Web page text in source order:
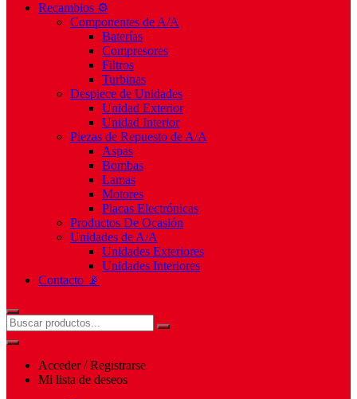
Recambios ⚙️
Componentes de A/A
Baterías
Compresores
Filtros
Turbinas
Despiece de Unidades
Unidad Exterior
Unidad Interior
Piezas de Repuesto de A/A
Aspas
Bombas
Lamas
Motores
Placas Electrónicas
Productos De Ocasión
Unidades de A/A
Unidades Exteriores
Unidades Interiores
Contacto 📡
Acceder / Registrarse
Mi lista de deseos